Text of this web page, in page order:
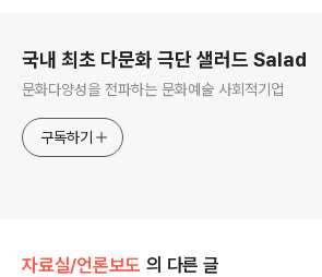
국내 최초 다문화 극단 샐러드 Salad
문화다양성을 전파하는 문화예술 사회적기업
구독하기
자료실/언론보도 의 다른 글